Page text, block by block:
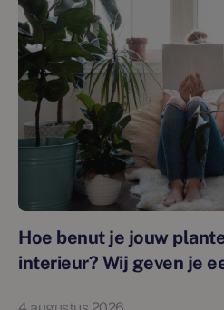
Hoe benut je jouw
interieur? Wij geven je